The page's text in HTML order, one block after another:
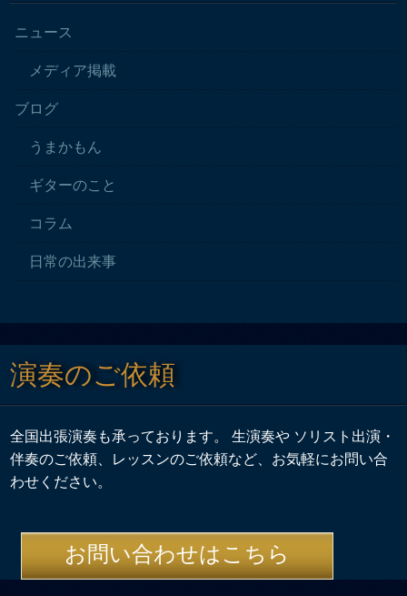
ニュース
メディア掲載
ブログ
うまかもん
ギターのこと
コラム
日常の出来事
演奏のご依頼
全国出張演奏も承っております。 生演奏や ソリスト出演・
伴奏のご依頼、レッスンのご依頼など、お気軽にお問い合
わせください。
お問い合わせはこちら